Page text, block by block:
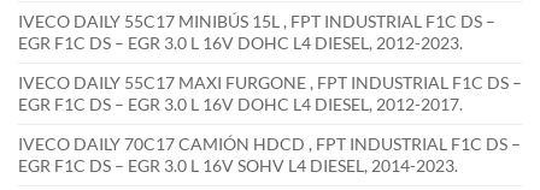
IVECO DAILY 55C17 MINIBÚS 15L , FPT INDUSTRIAL F1C DS –
EGR F1C DS – EGR 3.0 L 16V DOHC L4 DIESEL, 2012-2023.
IVECO DAILY 55C17 MAXI FURGONE , FPT INDUSTRIAL F1C DS –
EGR F1C DS – EGR 3.0 L 16V DOHC L4 DIESEL, 2012-2017.
IVECO DAILY 70C17 CAMIÓN HDCD , FPT INDUSTRIAL F1C DS –
EGR F1C DS – EGR 3.0 L 16V SOHV L4 DIESEL, 2014-2023.